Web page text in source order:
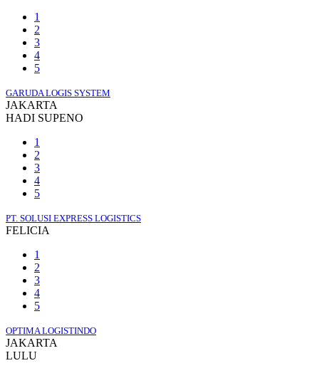
1
2
3
4
5
GARUDA LOGIS SYSTEM
JAKARTA
HADI SUPENO
1
2
3
4
5
PT. SOLUSI EXPRESS LOGISTICS
FELICIA
1
2
3
4
5
OPTIMA LOGISTINDO
JAKARTA
LULU